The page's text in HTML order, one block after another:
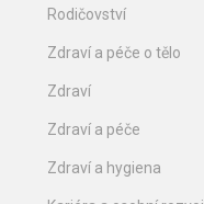
Rodičovství
Zdraví a péče o tělo
Zdraví
Zdraví a péče
Zdraví a hygiena